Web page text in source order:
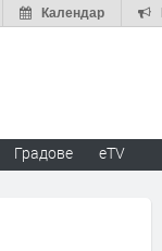
Календар
Градове eTV